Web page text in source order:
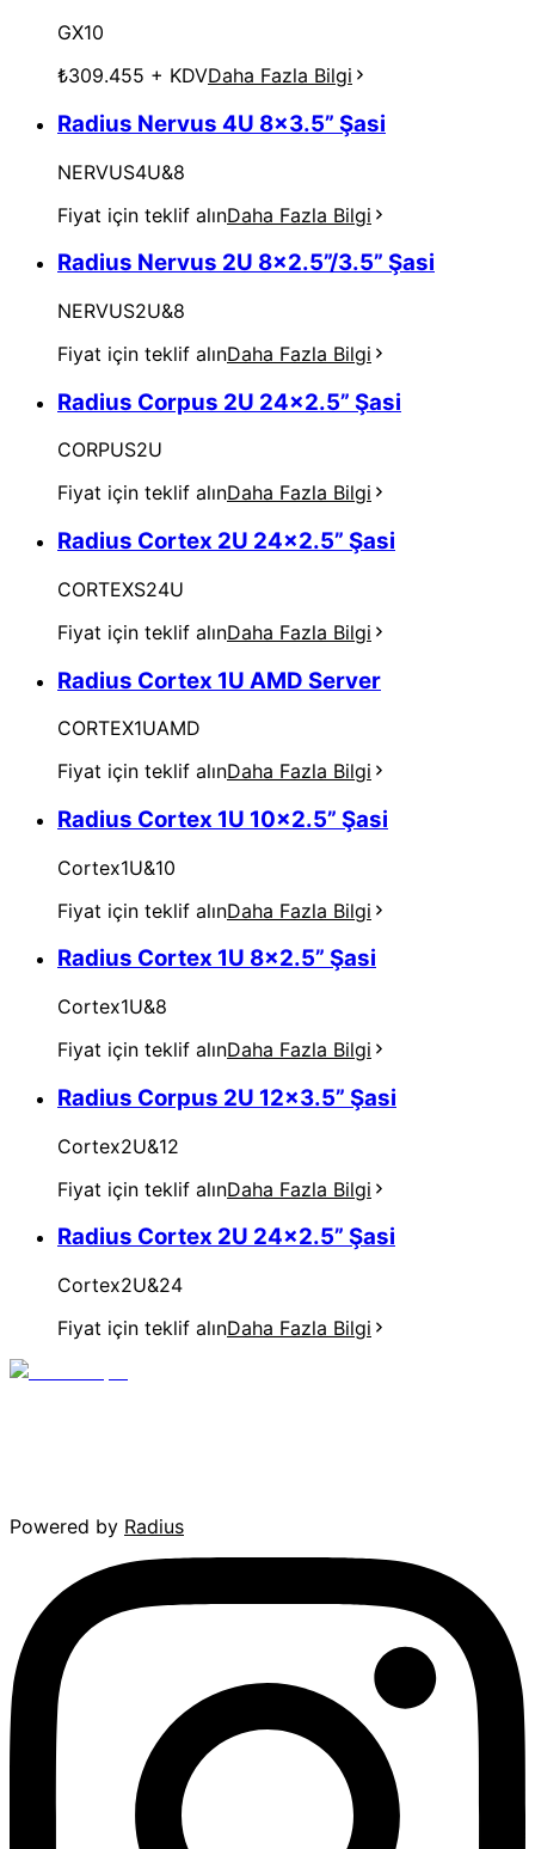
GX10
₺309.455 + KDVDaha Fazla Bilgi
Radius Nervus 4U 8x3.5” Şasi
NERVUS4U&8
Fiyat için teklif alınDaha Fazla Bilgi
Radius Nervus 2U 8x2.5”/3.5” Şasi
NERVUS2U&8
Fiyat için teklif alınDaha Fazla Bilgi
Radius Corpus 2U 24x2.5” Şasi
CORPUS2U
Fiyat için teklif alınDaha Fazla Bilgi
Radius Cortex 2U 24x2.5” Şasi
CORTEXS24U
Fiyat için teklif alınDaha Fazla Bilgi
Radius Cortex 1U AMD Server
CORTEX1UAMD
Fiyat için teklif alınDaha Fazla Bilgi
Radius Cortex 1U 10x2.5” Şasi
Cortex1U&10
Fiyat için teklif alınDaha Fazla Bilgi
Radius Cortex 1U 8x2.5” Şasi
Cortex1U&8
Fiyat için teklif alınDaha Fazla Bilgi
Radius Corpus 2U 12x3.5” Şasi
Cortex2U&12
Fiyat için teklif alınDaha Fazla Bilgi
Radius Cortex 2U 24x2.5” Şasi
Cortex2U&24
Fiyat için teklif alınDaha Fazla Bilgi
Powered by Radius